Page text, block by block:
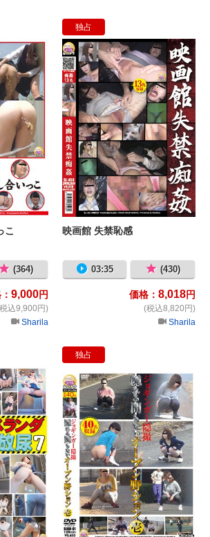
JK浣腸我慢し合いっこ
こ
(364)
9,000円
込9,900円)
Sharila
独占
映
映画館 失禁恥感
03:35 (430)
価格： 8,018円
(税込8,820円)
Sharila
独占